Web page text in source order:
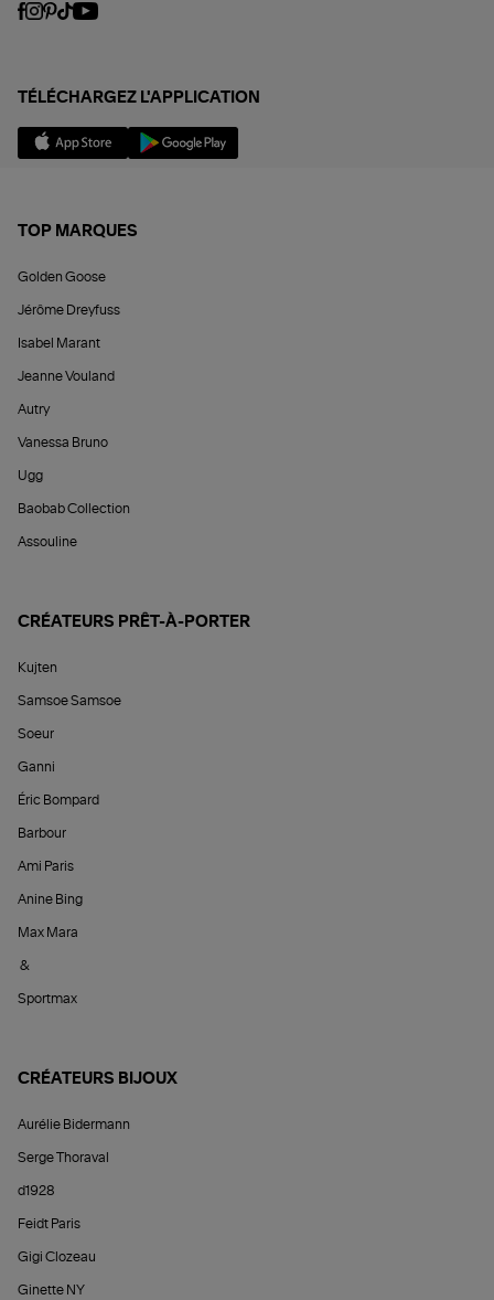
TÉLÉCHARGEZ L'APPLICATION
TOP MARQUES
Golden Goose
Jérôme Dreyfuss
Isabel Marant
Jeanne Vouland
Autry
Vanessa Bruno
Ugg
Baobab Collection
Assouline
CRÉATEURS PRÊT-À-PORTER
Kujten
Samsoe Samsoe
Soeur
Ganni
Éric Bompard
Barbour
Ami Paris
Anine Bing
Max Mara
&
Sportmax
CRÉATEURS BIJOUX
Aurélie Bidermann
Serge Thoraval
d1928
Feidt Paris
Gigi Clozeau
Ginette NY